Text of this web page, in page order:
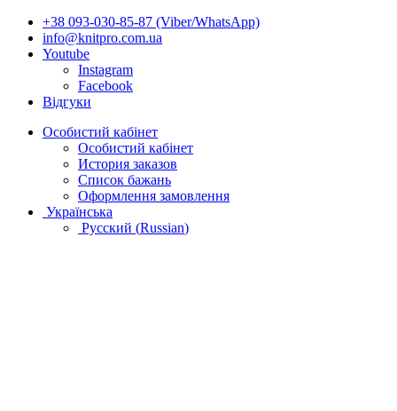
+38 093-030-85-87 (Viber/WhatsApp)
info@knitpro.com.ua
Youtube
Instagram
Facebook
Відгуки
Особистий кабінет
Особистий кабінет
История заказов
Список бажань
Оформлення замовлення
Українська
Русский (Russian)